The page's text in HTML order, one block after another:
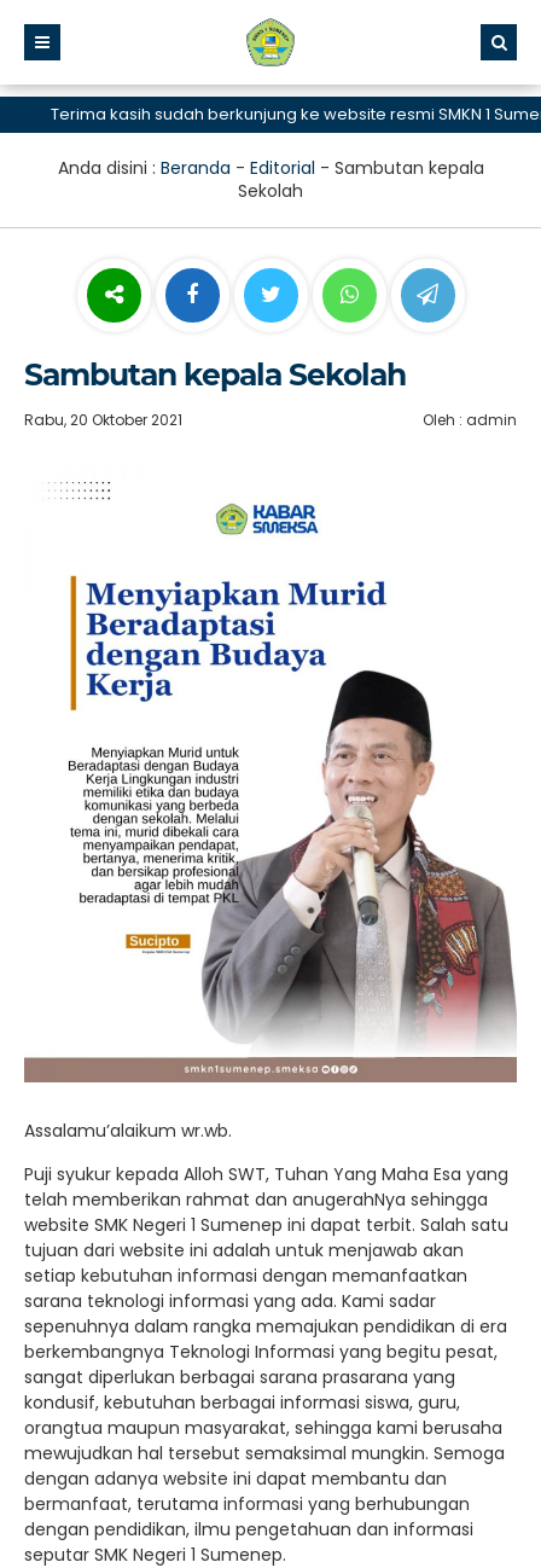
Terima kasih sudah berkunjung ke website resmi SMKN 1
Anda disini : Beranda - Editorial - Sambutan kepala
Sekolah
Sambutan kepala Sekolah
Rabu, 20 Oktober 2021 Oleh : admin
Assalamu’alaikum wr.wb.
Puji syukur kepada Alloh SWT, Tuhan Yang Maha Esa yang
telah memberikan rahmat dan anugerahNya sehingga
website SMK Negeri 1 Sumenep ini dapat terbit. Salah satu
tujuan dari website ini adalah untuk menjawab akan
setiap kebutuhan informasi dengan memanfaatkan
sarana teknologi informasi yang ada. Kami sadar
sepenuhnya dalam rangka memajukan pendidikan di era
berkembangnya Teknologi Informasi yang begitu pesat,
sangat diperlukan berbagai sarana prasarana yang
kondusif, kebutuhan berbagai informasi siswa, guru,
orangtua maupun masyarakat, sehingga kami berusaha
mewujudkan hal tersebut semaksimal mungkin. Semoga
dengan adanya website ini dapat membantu dan
bermanfaat, terutama informasi yang berhubungan
dengan pendidikan, ilmu pengetahuan dan informasi
seputar SMK Negeri 1 Sumenep.